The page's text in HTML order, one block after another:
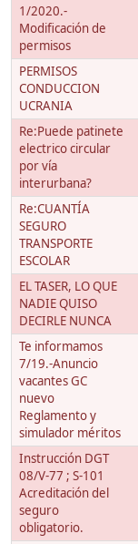
1/2020.-
Modificación de
permisos
PERMISOS
CONDUCCION
UCRANIA
Re:Puede patinete
electrico circular
por vía
interurbana?
Re:CUANTÍA
SEGURO
TRANSPORTE
ESCOLAR
EL TASER, LO QUE
NADIE QUISO
DECIRLE NUNCA
Te informamos
7/19.-Anuncio
vacantes GC
nuevo
Reglamento y
simulador méritos
Instrucción DGT
08/V-77 ; S-101
Acreditación del
seguro
obligatorio.